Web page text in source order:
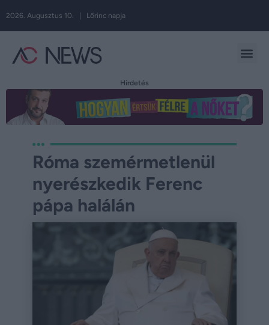
2026. Augusztus 10. | Lőrinc napja
Hirdetés
Róma szemérmetlenül
nyerészkedik Ferenc
pápa halálán